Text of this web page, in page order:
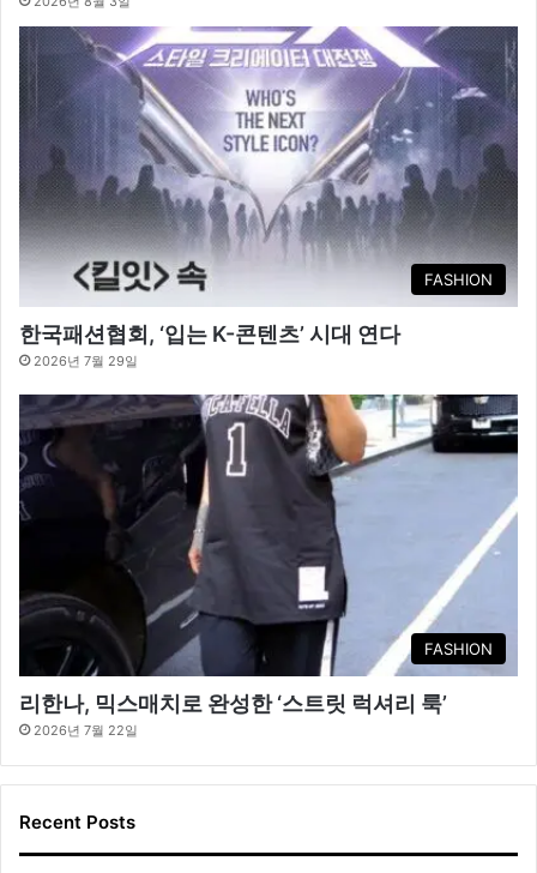
FASHION
한국패션협회, ‘입는 K-콘텐츠’ 시대 연다
2026년 7월 29일
FASHION
리한나, 믹스매치로 완성한 ‘스트릿 럭셔리 룩’
2026년 7월 22일
Recent Posts